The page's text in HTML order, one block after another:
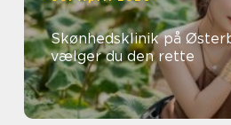
Skønhedsklinik på
vælger du den rette